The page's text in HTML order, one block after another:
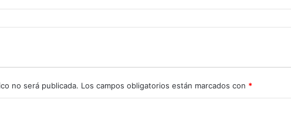
no será publicada. Los campos obligatorios están marcados con *